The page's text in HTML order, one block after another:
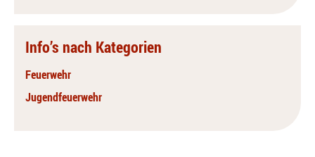
Info’s nach Kategorien
Feuerwehr
Jugendfeuerwehr